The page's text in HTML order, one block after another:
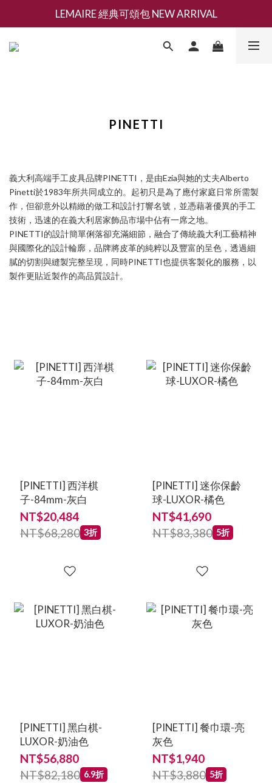
新會員募集現領抵用千元購物金
LEMAIRE 經典可頌包 NEW ARRIVAL
香氛 / 家居 / 餐廚 [ 全館折上兩件9折，三件享85折 】
PINETTI
義大利高端手工皮具品牌PINETTI，是由Ezia與她的丈夫Alberto
Pinetti於1983年所共同成立的。起初只是為了應付家庭日常所需製
作，但卻意外以精緻的做工和設計打響名號，並憑藉著優異的手工
技術，迅速的在義大利居家飾品市場中佔有一席之地。
PINETTI的設計簡單俐落卻充滿細節，融合了傳統義大利工藝精神
與國際化的設計輪廓，品牌將皮革的純粹以及豐富的呈色，透過細
膩的切割與縫製完整呈現，同時PINETTI也提供客製化的服務，以
製作更貼近製作的高品質設計。
[PINETTI] 西洋棋
子-84mm-灰白
NT$20,484
NT$68,280 3折
[PINETTI] 迷你保齡
球-LUXOR-橘色
NT$41,690
NT$83,380 5折
[PINETTI] 黑白棋-
LUXOR-奶油色
NT$56,880
NT$82,180 6.9折
[PINETTI] 餐巾環-亮
灰色
NT$1,940
NT$3,880 5折